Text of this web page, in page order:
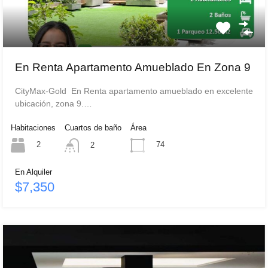
En Renta Apartamento Amueblado En Zona 9
CityMax-Gold En Renta apartamento amueblado en excelente
ubicación, zona 9.…
Habitaciones
2
Cuartos de baño
2
Área
74
En Alquiler
$7,350